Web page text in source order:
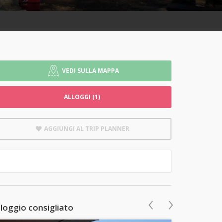
VEDI SULLA MAPPA
ALLOGGI (1)
AGGIUNGI AL TRIP PLANNER
consigliato ‹ ›